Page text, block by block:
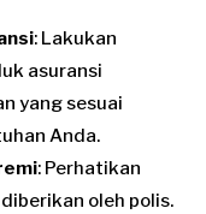
: Lakukan
asuransi
yang sesuai
Anda.
: Perhatikan
oleh polis.